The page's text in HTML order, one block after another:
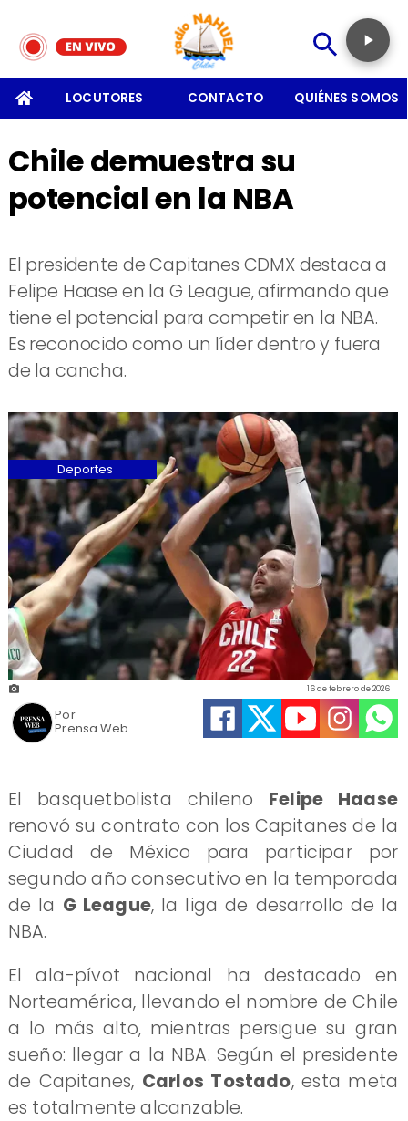
LOCUTORES CONTACTO QUIÉNES SOMOS
Chile demuestra su
potencial en la NBA
El presidente de Capitanes CDMX destaca a
Felipe Haase en la G League, afirmando que
tiene el potencial para competir en la NBA.
Es reconocido como un líder dentro y fuera
de la cancha.
Prensa Web
16 de febrero de 2026
Deportes
Por
El basquetbolista chileno Felipe Haase
renovó su contrato con los Capitanes de la
Ciudad de México para participar por
segundo año consecutivo en la temporada
de la G League, la liga de desarrollo de la
NBA.
El ala-pívot nacional ha destacado en
Norteamérica, llevando el nombre de Chile
a lo más alto, mientras persigue su gran
sueño: llegar a la NBA. Según el presidente
de Capitanes, Carlos Tostado, esta meta
es totalmente alcanzable.